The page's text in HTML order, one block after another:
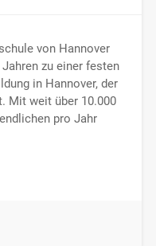
von Hannover
zu einer festen
in Hannover, der
Mit weit über 10.000
pro Jahr